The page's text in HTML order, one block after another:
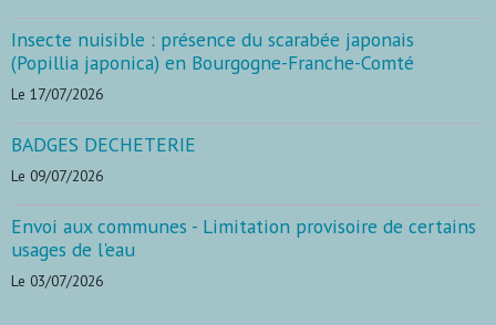
Insecte nuisible : présence du scarabée japonais
(Popillia japonica) en Bourgogne-Franche-Comté
Le 17/07/2026
BADGES DECHETERIE
Le 09/07/2026
Envoi aux communes - Limitation provisoire de certains
usages de l'eau
Le 03/07/2026